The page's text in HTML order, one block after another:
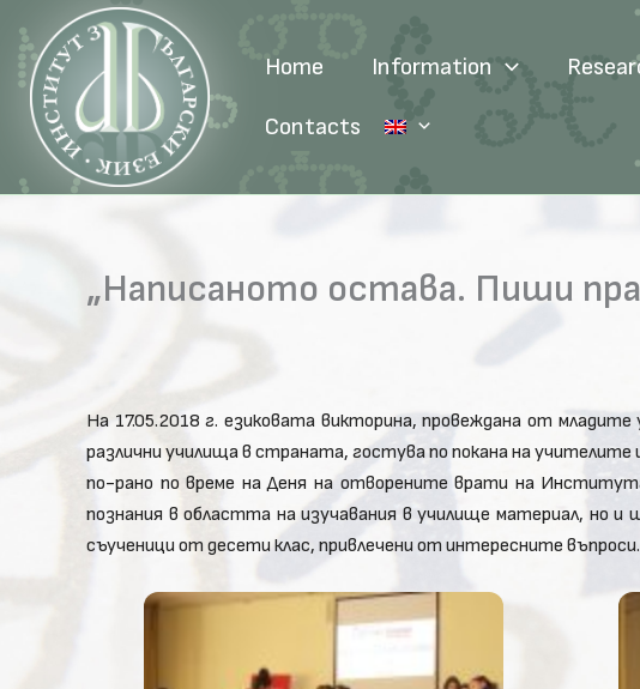
content
Home Information
Contacts
„Написаното остава. Пиши
На 17.05.2018 г. езиковата викторина, провеждана от
различни училища в страната, гостува по покана на учителите
по-рано по време на Деня на отворените врати на
познания в областта на изучавания в училище материал, но
съученици от десети клас, привлечени от интересните въпроси.